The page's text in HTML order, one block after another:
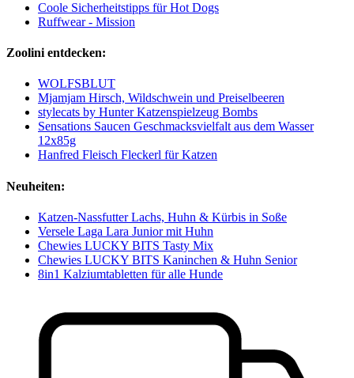
Coole Sicherheitstipps für Hot Dogs
Ruffwear - Mission
Zoolini entdecken:
WOLFSBLUT
Mjamjam Hirsch, Wildschwein und Preiselbeeren
stylecats by Hunter Katzenspielzeug Bombs
Sensations Saucen Geschmacksvielfalt aus dem Wasser
12x85g
Hanfred Fleisch Fleckerl für Katzen
Neuheiten:
Katzen-Nassfutter Lachs, Huhn & Kürbis in Soße
Versele Laga Lara Junior mit Huhn
Chewies LUCKY BITS Tasty Mix
Chewies LUCKY BITS Kaninchen & Huhn Senior
8in1 Kalziumtabletten für alle Hunde